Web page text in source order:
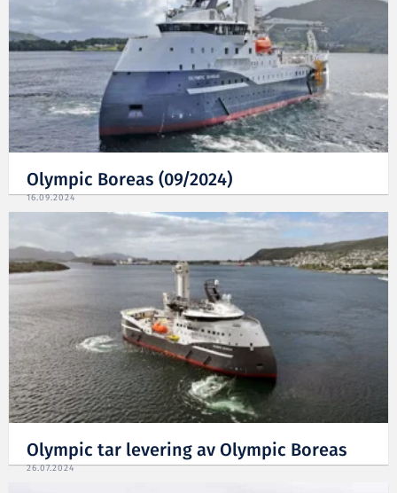
Olympic Boreas (09/2024)
16.09.2024
Olympic tar levering av Olympic Boreas
26.07.2024